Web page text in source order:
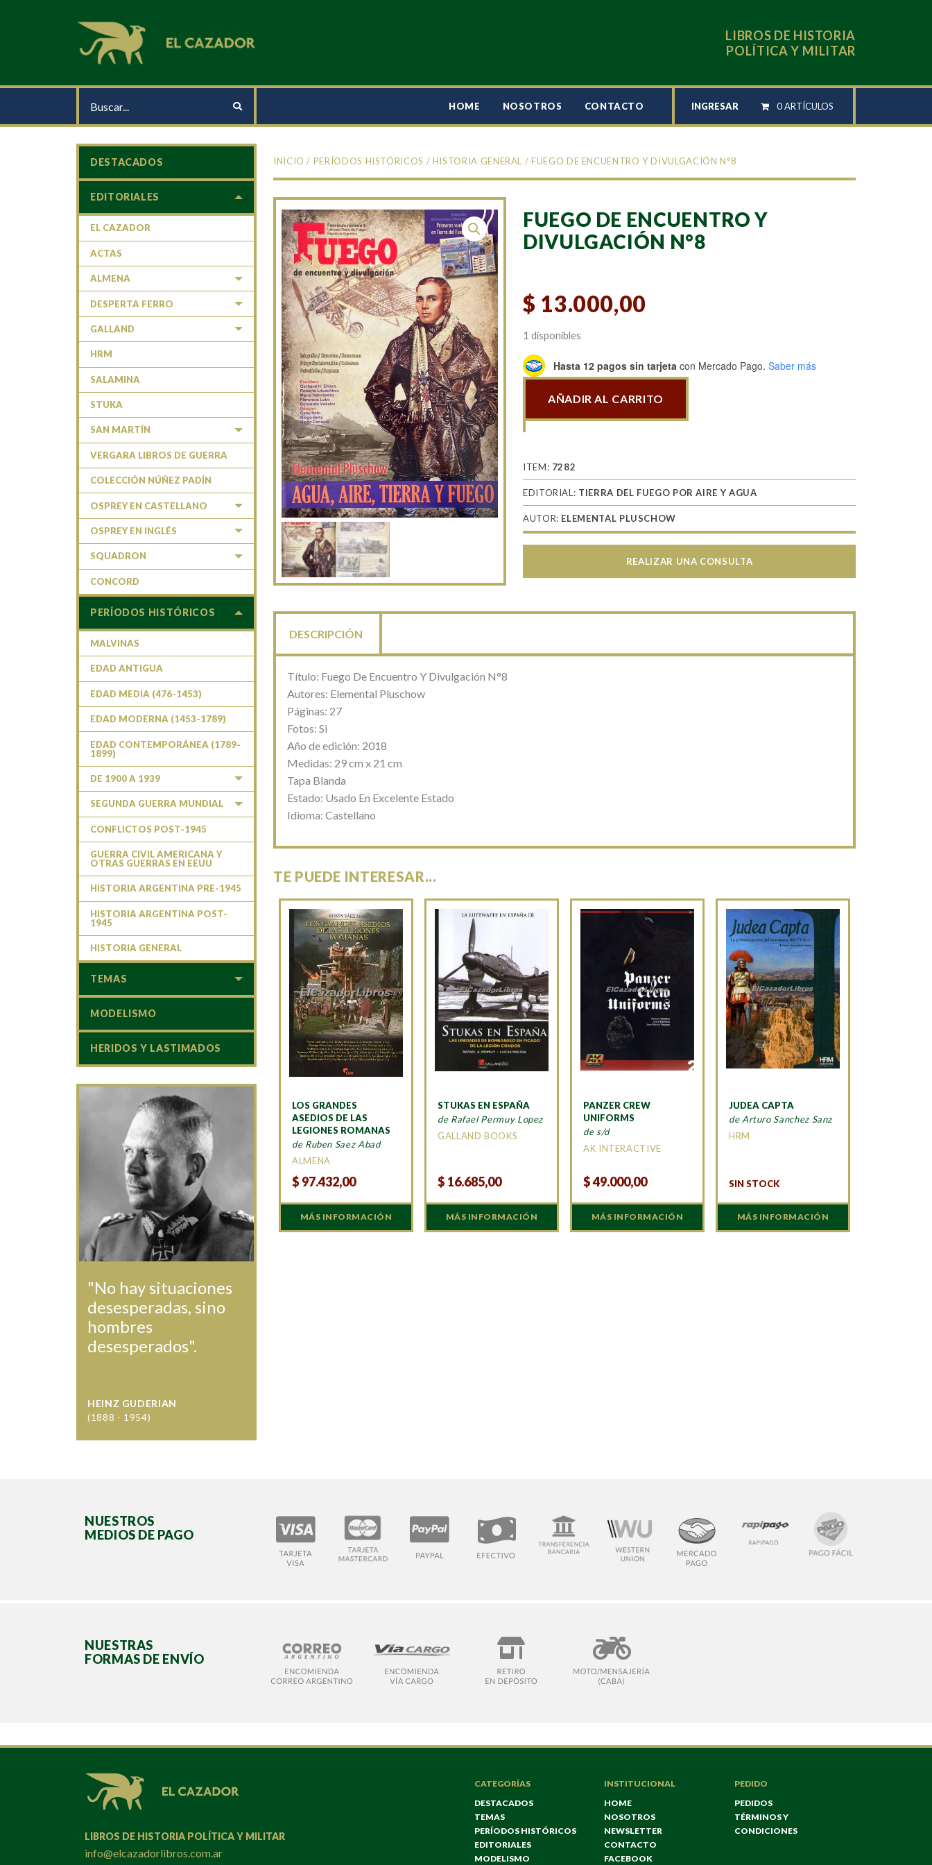
LIBROS DE HISTORIA
POLÍTICA Y MILITAR
HOME NOSOTROS CONTACTO INGRESAR 0 ARTÍCULOS
INICIO / PERÍODOS HISTÓRICOS / HISTORIA GENERAL / FUEGO DE ENCUENTRO Y DIVULGACIÓN N°8
FUEGO DE ENCUENTRO Y
DIVULGACIÓN N°8
$ 13.000,00
1 disponibles
Hasta 12 pagos sin tarjeta con Mercado Pago. Saber más
De
Y
Divulgación
N°8
cantidad
AÑADIR AL CARRITO
ITEM: 7282
EDITORIAL: TIERRA DEL FUEGO POR AIRE Y AGUA
AUTOR: ELEMENTAL PLUSCHOW
REALIZAR UNA CONSULTA
DESCRIPCIÓN
Título: Fuego De Encuentro Y Divulgación N°8
Autores: Elemental Pluschow
Páginas: 27
Fotos: Si
Año de edición: 2018
Medidas: 29 cm x 21 cm
Tapa Blanda
Estado: Usado En Excelente Estado
Idioma: Castellano
TE PUEDE INTERESAR...
LOS GRANDES
ASEDIOS DE LAS
LEGIONES ROMANAS
de Ruben Saez Abad
ALMENA
$ 97.432,00
MÁS INFORMACIÓN
STUKAS EN ESPAÑA
de Rafael Permuy Lopez
GALLAND BOOKS
$ 16.685,00
MÁS INFORMACIÓN
PANZER CREW
UNIFORMS
de s/d
AK INTERACTIVE
$49.000,00
MÁS INFORMACIÓN
JUDEA CAPTA
de Arturo Sanchez Sanz
HRM
SIN STOCK
MÁS INFORMACIÓN
DESTACADOS
EDITORIALES
EL CAZADOR
ACTAS
ALMENA
DESPERTA FERRO
GALLAND
HRM
SALAMINA
STUKA
SAN MARTÍN
VERGARA LIBROS DE GUERRA
COLECCIÓN NÚÑEZ PADÍN
OSPREY EN CASTELLANO
OSPREY EN INGLÉS
SQUADRON
CONCORD
PERÍODOS HISTÓRICOS
MALVINAS
EDAD ANTIGUA
EDAD MEDIA (476-1453)
EDAD MODERNA (1453-1789)
EDAD CONTEMPORÁNEA (1789-
1899)
DE 1900 A 1939
SEGUNDA GUERRA MUNDIAL
CONFLICTOS POST-1945
GUERRA CIVIL AMERICANA Y
OTRAS GUERRAS EN EEUU
HISTORIA ARGENTINA PRE-1945
HISTORIA ARGENTINA POST-
1945
HISTORIA GENERAL
TEMAS
MODELISMO
HERIDOS Y LASTIMADOS
"No hay situaciones
desesperadas, sino
hombres
desesperados".
HEINZ GUDERIAN
(1888 - 1954)
NUESTROS
MEDIOS DE PAGO
NUESTRAS
FORMAS DE ENVÍO
LIBROS DE HISTORIA POLÍTICA Y MILITAR
info@elcazadorlibros.com.ar
CATEGORÍAS
DESTACADOS
TEMAS
PERÍODOS HISTÓRICOS
EDITORIALES
MODELISMO
INSTITUCIONAL
HOME
NOSOTROS
NEWSLETTER
CONTACTO
FACEBOOK
PEDIDO
PEDIDOS
TÉRMINOS Y
CONDICIONES